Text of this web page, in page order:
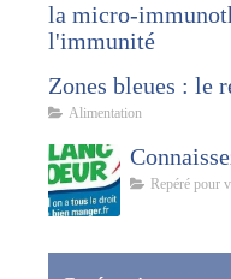
la micro-
l'immunité
Zones bleues : le
Alimentation
Repéré pour